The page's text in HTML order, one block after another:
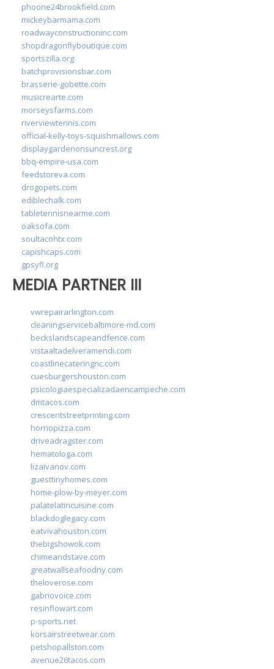
phoone24brookfield.com
mickeybarmama.com
roadwayconstructioninc.com
shopdragonflyboutique.com
sportszilla.org
batchprovisionsbar.com
brasserie-gobette.com
musicrearte.com
morseysfarms.com
riverviewtennis.com
official-kelly-toys-squishmallows.com
displaygardenonsuncrest.org
bbq-empire-usa.com
feedstoreva.com
drogopets.com
ediblechalk.com
tabletennisnearme.com
oaksofa.com
soultacohtx.com
capishcaps.com
gpsyfl.org
MEDIA PARTNER III
vwrepairarlington.com
cleaningservicebaltimore-md.com
beckslandscapeandfence.com
vistaaltadelveramendi.com
coastlinecateringnc.com
cuesburgershouston.com
psicologiaespecializadaencampeche.com
dmtacos.com
crescentstreetprinting.com
hornopizza.com
driveadragster.com
hematologa.com
lizaivanov.com
guesttinyhomes.com
home-plow-by-meyer.com
palatelatincuisine.com
blackdoglegacy.com
eatvivahouston.com
thebigshowok.com
chimeandstave.com
greatwallseafoodny.com
theloverose.com
gabriovoice.com
resinflowart.com
p-sports.net
korsairstreetwear.com
petshopallston.com
avenue26tacos.com